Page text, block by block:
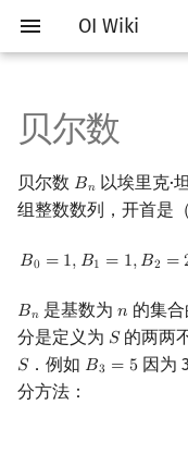
OI Wiki
入
以
开
搜
索
Getting Started
关于本项目
如何参与
OI Wiki 不是什么
格式手册
比赛相关简介
赛事
题型
学习路线
学习资源
工具软件简介
代码编辑工具
评测工具
命令行
命令行编译与调试
语言基础简介
C++ 基础
C++ 标准库
C++ 进阶
C++ 与其他常用语言
算法基础简介
复杂度
枚举
模拟
递归 & 分治
搜索部分简介
DFS（搜索）
BFS（搜索）
双向搜索
启发式搜索
动态规划部分简介
动态规划基础
记忆化搜索
背包 DP
区间 DP
字符串部分简介
字符串基础
标准库
字符串匹配
字符串哈希
数字系统简介
进位制
平衡三进制
格雷码
数论基础
模算术简介
素数
最大公约数
欧拉函数
多项式与生成函数简介
代数基本定理
快速傅里叶变换
快速数论变换
快速沃尔什变换
递推公式
贝尔三角形
指数生成函数
参考文献
线性代数简介
向量
内积和外积
矩阵
初等变换
线性规划基础
单纯形法
基本概念
群论
环论
域论
Schreier–Sims 算法
基本概念
条件概率与独立性
随机变量
随机变量的数字特征
概率不等式
博弈论简介
公平组合游戏
零和游戏
非公平组合游戏
插值
数值积分
高斯消元
牛顿迭代法
数据结构部分简介
栈
队列
链表
哈希表
图论部分简介
图论相关概念
图的存储
DFS（图论）
BFS（图论）
计算几何部分简介
二维计算几何基础
三维计算几何基础
距离
Pick 定理
杂项简介
离散化
双指针
离线算法
分数规划
RMQ
并查集应用
括号序列
线段树与离线询问
贝尔数
贝尔数 𝐵𝑛
Bn 以埃里克·
组整数数列，开首是（
𝐵0 = 1, 𝐵1 = 1,𝐵2 =
B0= 1,B1 1,B 2=
𝐵𝑛
Bn 是基数为𝑛
n 的集
分是定义为 𝑆
S的两两
𝑆
S．例如 𝐵3 = 5
B3 =5 因为
分方法：